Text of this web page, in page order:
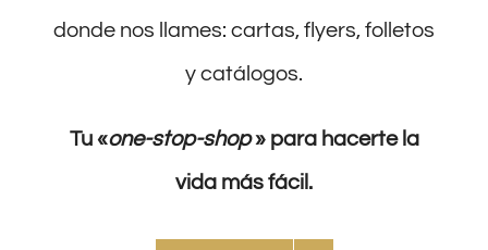
donde nos llames: cartas, flyers, folletos
y catálogos.
Tu «one-stop-shop» para hacerte la
vida más fácil .